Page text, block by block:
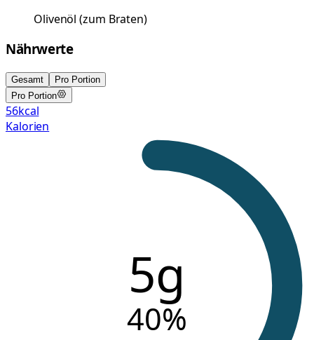
Olivenöl (zum Braten)
Nährwerte
Gesamt
Pro Portion
Pro Portion
56kcal
Kalorien
5g
40%